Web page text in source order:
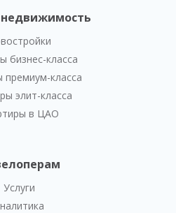
бизнес-класса
премиум-класса
элит-класса
в ЦАО
Услуги